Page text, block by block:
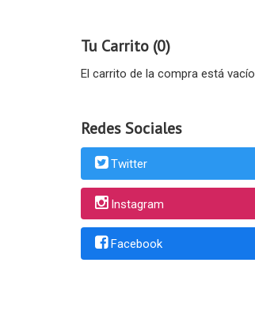
Tu Carrito (0)
El carrito de la compra está vacío
Redes Sociales
Twitter
Instagram
Facebook